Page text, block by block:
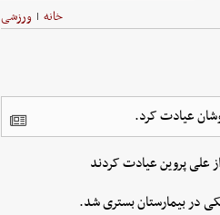
خانه | ورزشی
عیادت کرد.
در بیمارستان بستری شد.